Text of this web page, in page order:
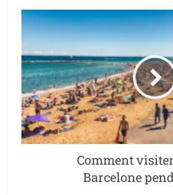
Comment
Barcelone